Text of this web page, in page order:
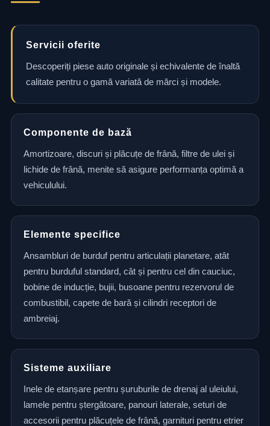
Servicii oferite
Descoperiți piese auto originale și echivalente de înaltă
calitate pentru o gamă variată de mărci și modele.
Componente de bază
Amortizoare, discuri și plăcuțe de frână, filtre de ulei și
lichide de frână, menite să asigure performanța optimă a
vehiculului.
Elemente specifice
Ansambluri de burduf pentru articulații planetare, atât
pentru burduful standard, cât și pentru cel din cauciuc,
bobine de inducție, bujii, busoane pentru rezervorul de
combustibil, capete de bară și cilindri receptori de
ambreiaj.
Sisteme auxiliare
Inele de etanșare pentru șuruburile de drenaj al uleiului,
lamele pentru ștergătoare, panouri laterale, seturi de
accesorii pentru plăcuțele de frână, garnituri pentru etrier